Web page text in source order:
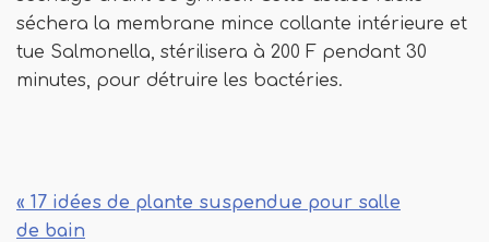
séchera la membrane mince collante intérieure et
tue Salmonella, stérilisera à 200 F pendant 30
minutes, pour détruire les bactéries.
« 17 idées de plante suspendue pour salle
de bain